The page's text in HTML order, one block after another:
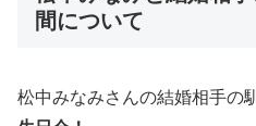
間について
松中みなみさんの結婚相手の